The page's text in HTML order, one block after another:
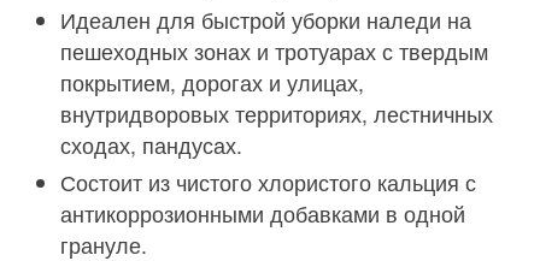
Идеален для быстрой уборки наледи на
пешеходных зонах и тротуарах с твердым
покрытием, дорогах и улицах,
внутридворовых территориях, лестничных
сходах, пандусах.
Состоит из чистого хлористого кальция с
антикоррозионными добавками в одной
грануле.